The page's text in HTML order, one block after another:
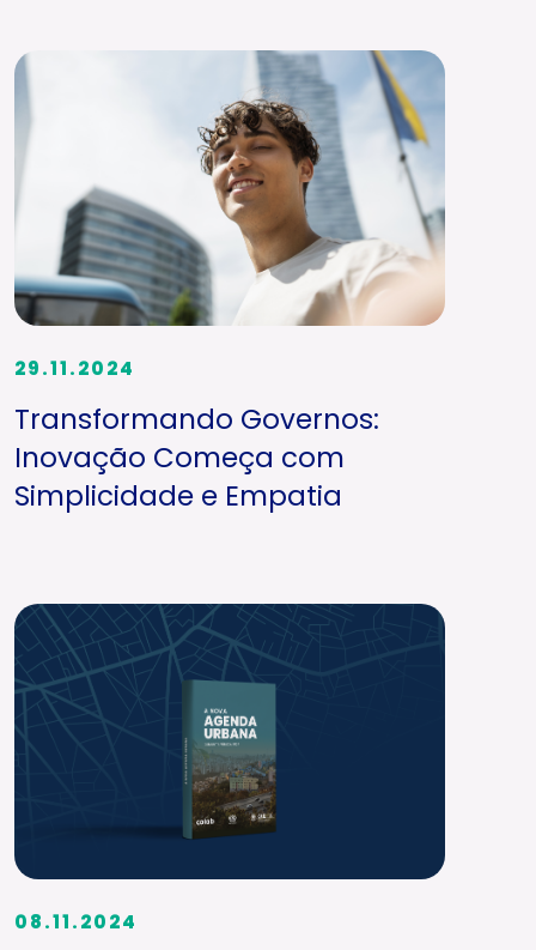
29.11.2024
Transformando Governos:
Inovação Começa com
Simplicidade e Empatia
08.11.2024